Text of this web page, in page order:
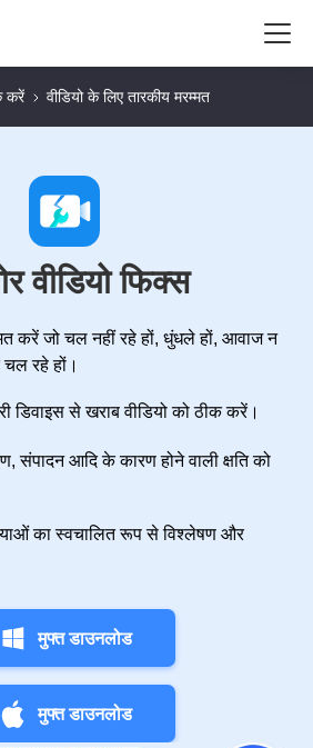
करें वीडियो के लिए तारकीय मरम्मत
वीडियो फिक्स
करें जो चल नहीं रहे हों, धुंधले हों, आवाज न
रहे हों।
डिवाइस से खराब वीडियो को ठीक करें।
संपादन आदि के कारण होने वाली क्षति को
का स्वचालित रूप से विश्लेषण और
मुफ्त डाउनलोड
मुफ्त डाउनलोड